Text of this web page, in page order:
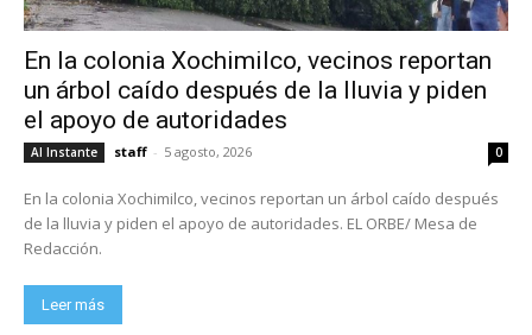
En la colonia Xochimilco, vecinos reportan
un árbol caído después de la lluvia y piden
el apoyo de autoridades
Al Instante staff - 5 agosto, 2026 0
En la colonia Xochimilco, vecinos reportan un árbol caído después
de la lluvia y piden el apoyo de autoridades. EL ORBE/ Mesa de
Redacción.
Leer más